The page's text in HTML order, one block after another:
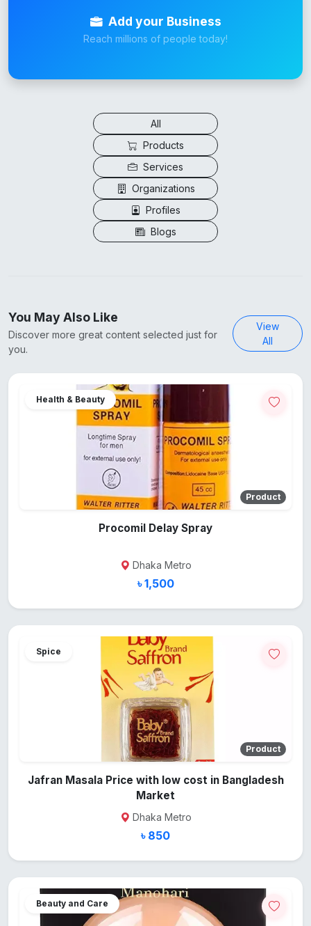
Add your Business
Reach millions of people today!
All
Products
Services
Organizations
Profiles
Blogs
You May Also Like
Discover more great content selected just for
you.
View
All
Health & Beauty
Product
Procomil Delay Spray
Dhaka Metro
৳ 1,500
Spice
Product
Jafran Masala Price with low cost in Bangladesh
Market
Dhaka Metro
৳ 850
Beauty and Care